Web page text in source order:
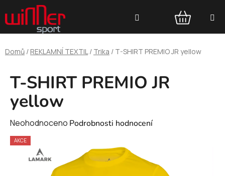
na
obsah
NÁKUPNÍ
KOŠÍK
Domů / REKLAMNÍ TEXTIL / Trika / T-SHIRT PREMIO JR yellow
T-SHIRT PREMIO JR
yellow
Průměrné
hodnocení
produktu
Neohodnoceno Podrobnosti hodnocení
AKCE